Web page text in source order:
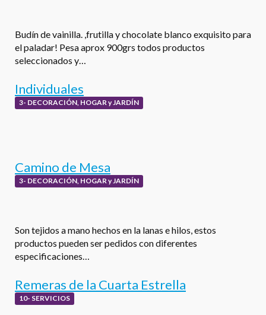
Budín de vainilla. ,frutilla y chocolate blanco exquisito para
el paladar! Pesa aprox 900grs todos productos
seleccionados y…
Individuales
3- DECORACIÓN, HOGAR y JARDÍN
Camino de Mesa
3- DECORACIÓN, HOGAR y JARDÍN
Son tejidos a mano hechos en la lanas e hilos, estos
productos pueden ser pedidos con diferentes
especificaciones…
Remeras de la Cuarta Estrella
10- SERVICIOS